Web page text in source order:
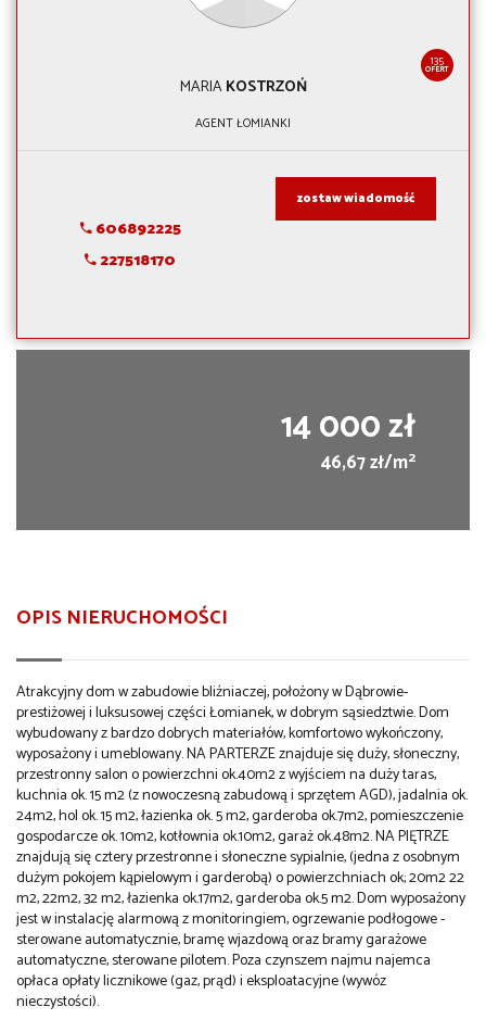
135
OFERT
MARIAKOSTRZOŃ
AGENT ŁOMIANKI
606892225
227518170
zostaw wiadomość
14 000 zł
46,67 zł/m2
OPIS NIERUCHOMOŚCI
Atrakcyjny dom w zabudowie bliźniaczej, położony w Dąbrowie-
prestiżowej i luksusowej części Łomianek, w dobrym sąsiedztwie. Dom
wybudowany z bardzo dobrych materiałów, komfortowo wykończony,
wyposażony i umeblowany. NA PARTERZE znajduje się duży, słoneczny,
przestronny salon o powierzchni ok.40m2 z wyjściem na duży taras,
kuchnia ok. 15 m2 (z nowoczesną zabudową i sprzętem AGD), jadalnia ok.
24m2, hol ok. 15 m2, łazienka ok. 5 m2, garderoba ok.7m2, pomieszczenie
gospodarcze ok. 10m2, kotłownia ok.10m2, garaż ok.48m2. NA PIĘTRZE
znajdują się cztery przestronne i słoneczne sypialnie, (jedna z osobnym
dużym pokojem kąpielowym i garderobą) o powierzchniach ok; 20m2 22
m2, 22m2, 32 m2, łazienka ok.17m2, garderoba ok.5 m2. Dom wyposażony
jest w instalację alarmową z monitoringiem, ogrzewanie podłogowe -
sterowane automatycznie, bramę wjazdową oraz bramy garażowe
automatyczne, sterowane pilotem. Poza czynszem najmu najemca
opłaca opłaty licznikowe (gaz, prąd) i eksploatacyjne (wywóz
nieczystości).